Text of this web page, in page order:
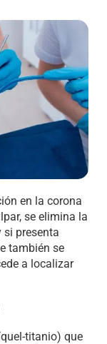
en la corona
se elimina la
si presenta
también se
a localizar
titanio) que